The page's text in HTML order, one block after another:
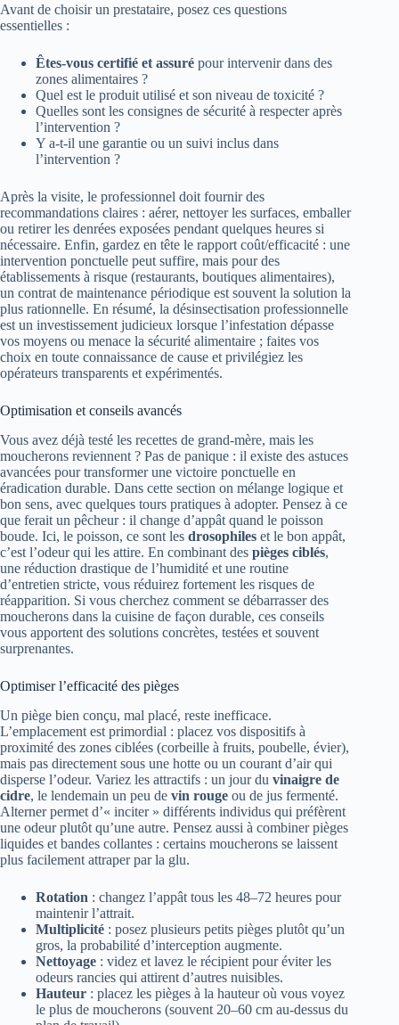
Avant de choisir un prestataire, posez ces questions
essentielles :
Êtes-vous certifié et assuré pour intervenir dans des
zones alimentaires ?
Quel est le produit utilisé et son niveau de toxicité ?
Quelles sont les consignes de sécurité à respecter après
l’intervention ?
Y a-t-il une garantie ou un suivi inclus dans
l’intervention ?
Après la visite, le professionnel doit fournir des
recommandations claires : aérer, nettoyer les surfaces, emballer
ou retirer les denrées exposées pendant quelques heures si
nécessaire. Enfin, gardez en tête le rapport coût/efficacité : une
intervention ponctuelle peut suffire, mais pour des
établissements à risque (restaurants, boutiques alimentaires),
un contrat de maintenance périodique est souvent la solution la
plus rationnelle. En résumé, la désinsectisation professionnelle
est un investissement judicieux lorsque l’infestation dépasse
vos moyens ou menace la sécurité alimentaire ; faites vos
choix en toute connaissance de cause et privilégiez les
opérateurs transparents et expérimentés.
Optimisation et conseils avancés
Vous avez déjà testé les recettes de grand-mère, mais les
moucherons reviennent ? Pas de panique : il existe des astuces
avancées pour transformer une victoire ponctuelle en
éradication durable. Dans cette section on mélange logique et
bon sens, avec quelques tours pratiques à adopter. Pensez à ce
que ferait un pêcheur : il change d’appât quand le poisson
boude. Ici, le poisson, ce sont les drosophiles et le bon appât,
c’est l’odeur qui les attire. En combinant des pièges ciblés,
une réduction drastique de l’humidité et une routine
d’entretien stricte, vous réduirez fortement les risques de
réapparition. Si vous cherchez comment se débarrasser des
moucherons dans la cuisine de façon durable, ces conseils
vous apportent des solutions concrètes, testées et souvent
surprenantes.
Optimiser l’efficacité des pièges
Un piège bien conçu, mal placé, reste inefficace.
L’emplacement est primordial : placez vos dispositifs à
proximité des zones ciblées (corbeille à fruits, poubelle, évier),
mais pas directement sous une hotte ou un courant d’air qui
disperse l’odeur. Variez les attractifs : un jour du vinaigre de
cidre, le lendemain un peu de vin rouge ou de jus fermenté.
Alterner permet d’« inciter » différents individus qui préfèrent
une odeur plutôt qu’une autre. Pensez aussi à combiner pièges
liquides et bandes collantes : certains moucherons se laissent
plus facilement attraper par la glu.
Rotation : changez l’appât tous les 48–72 heures pour
maintenir l’attrait.
Multiplicité : posez plusieurs petits pièges plutôt qu’un
gros, la probabilité d’interception augmente.
Nettoyage : videz et lavez le récipient pour éviter les
odeurs rancies qui attirent d’autres nuisibles.
Hauteur : placez les pièges à la hauteur où vous voyez
le plus de moucherons (souvent 20–60 cm au-dessus du